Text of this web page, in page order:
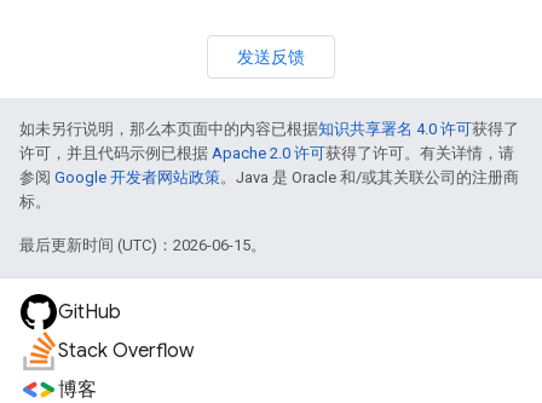
发送反馈
如未另行说明，那么本页面中的内容已根据知识共享署名 4.0 许可获得了
许可，并且代码示例已根据 Apache 2.0 许可获得了许可。有关详情，请
参阅 Google 开发者网站政策。Java 是 Oracle 和/或其关联公司的注册商
标。
最后更新时间 (UTC)：2026-06-15。
GitHub
Stack Overflow
博客